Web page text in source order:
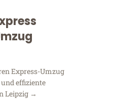
Express-Umzug
effiziente
Leipzig →